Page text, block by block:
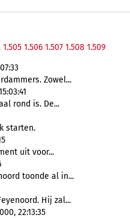
1.505 1.506 1.507 1.508 1.509
Zowel...
rond is. De...
starten.
uit voor...
toonde al in...
Hij zal...
22:13:35